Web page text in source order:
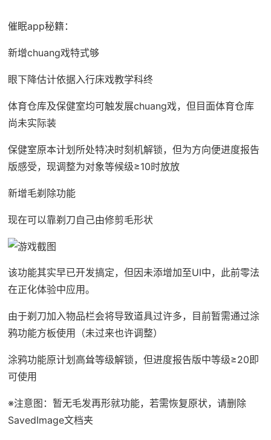
催眠app秘籍：
新增chuang戏特式够
眼下降估计依据入行床戏教学科终
体育仓库及保健室均可触发展chuang戏，但目面体育仓库
尚未实际装
保健室原本计划所处特决时刻机解锁，但为方向便进度报告
版感受，现调整为对象等候级≥10时放放
新增毛剃除功能
现在可以靠剃刀自己由修剪毛形状
该功能其实早已开发搞定，但因未添增加至UI中，此前零法
在正化体验中应用。
由于剃刀加入物品栏会将导致道具过许多，目前暂需通过涂
鸦功能方板使用（未过来也许调整）
涂鸦功能原计划高耸等级解锁，但进度报告版中等级≥20即
可使用
※注意图 ：暂无毛发再形就功能，若需恢复原状，请删除
SavedImage文档夹